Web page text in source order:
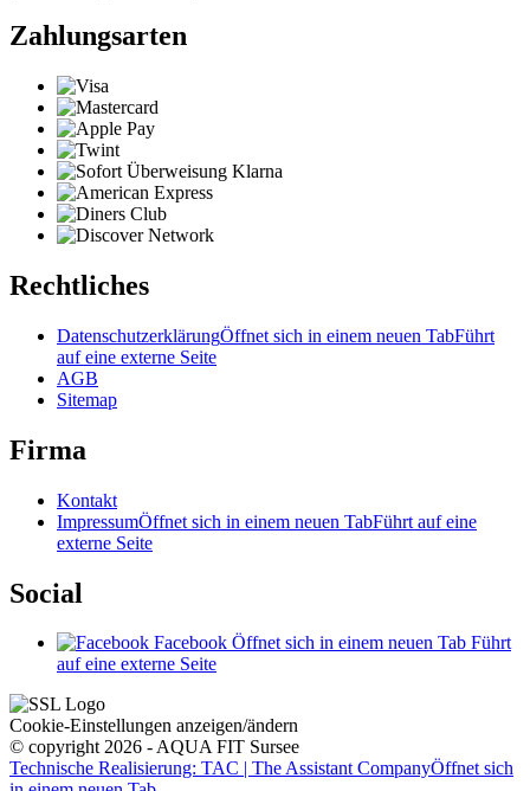
Zahlungsarten
Rechtliches
DatenschutzerklärungÖffnet sich in einem neuen TabFührt
auf eine externe Seite
AGB
Sitemap
Firma
Kontakt
ImpressumÖffnet sich in einem neuen TabFührt auf eine
externe Seite
Social
Facebook Öffnet sich in einem neuen Tab Führt
auf eine externe Seite
Cookie-Einstellungen anzeigen/ändern
© copyright 2026 - AQUA FIT Sursee
Technische Realisierung: TAC | The Assistant CompanyÖffnet sich